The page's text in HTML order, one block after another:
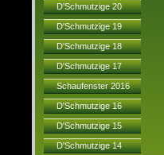
D'Schmutzige 20
D'Schmutzige 19
D'Schmutzige 18
D'Schmutzige 17
Schaufenster 2016
D'Schmutzige 16
D'Schmutzige 15
D'Schmutzige 14